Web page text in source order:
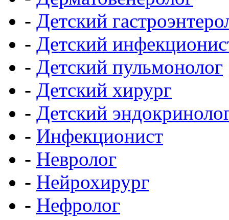
- Детский
- Детский
- Детский пульмонолог
- Детский хирург
- Детский
- Инфекционист
- Невролог
- Нейрохирург
- Нефролог